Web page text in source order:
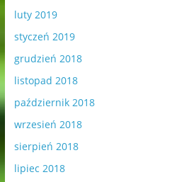
luty 2019
styczeń 2019
grudzień 2018
listopad 2018
październik 2018
wrzesień 2018
sierpień 2018
lipiec 2018